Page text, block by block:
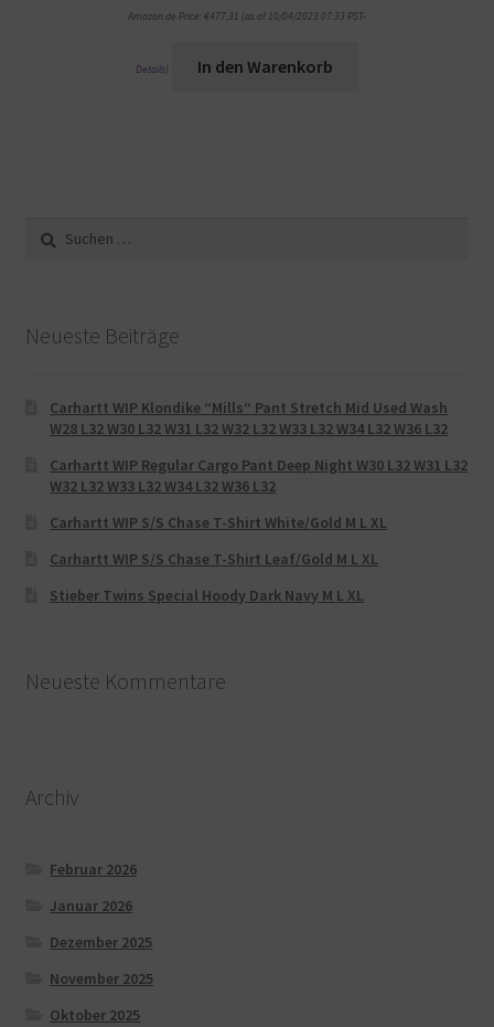
Amazon.de Price: €477,31 (as of 10/04/2023 07:33 PST-
Details In den Warenkorb
nach:
Neueste Beiträge
Carhartt WIP Klondike “Mills“ Pant Stretch Mid Used Wash
W28 L32 W30 L32 W31 L32 W32 L32 W33 L32 W34 L32 W36 L32
Carhartt WIP Regular Cargo Pant Deep Night W30 L32 W31 L32
W32 L32 W33 L32 W34 L32 W36 L32
Carhartt WIP S/S Chase T-Shirt White/Gold M L XL
Carhartt WIP S/S Chase T-Shirt Leaf/Gold M L XL
Stieber Twins Special Hoody Dark Navy M L XL
Neueste Kommentare
Archiv
Februar 2026
Januar 2026
Dezember 2025
November 2025
Oktober 2025